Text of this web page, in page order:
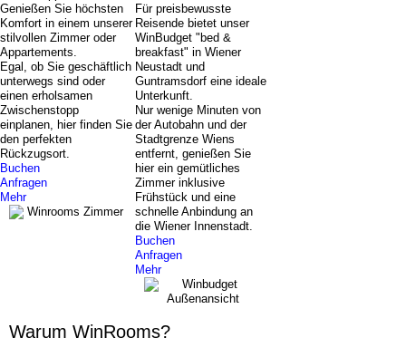
Genießen Sie höchsten
Komfort in einem unserer
stilvollen Zimmer oder
Appartements.
Egal, ob Sie geschäftlich
unterwegs sind oder
einen erholsamen
Zwischenstopp
einplanen, hier finden Sie
den perfekten
Rückzugsort.
Buchen
Anfragen
Mehr
Für preisbewusste
Reisende bietet unser
WinBudget "bed &
breakfast" in Wiener
Neustadt und
Guntramsdorf eine ideale
Unterkunft.
Nur wenige Minuten von
der Autobahn und der
Stadtgrenze Wiens
entfernt, genießen Sie
hier ein gemütliches
Zimmer inklusive
Frühstück und eine
schnelle Anbindung an
die Wiener Innenstadt.
Buchen
Anfragen
Mehr
Warum WinRooms?